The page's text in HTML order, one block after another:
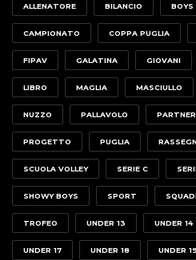
ALLENATORE BILANCIO BOYS
CAMPIONATO COPPA PUGLIA
FIPAV GALATINA GIOVANI
LIBRO MAGLIA MASCIULLO
NUZZO PALLAVOLO PARTNER
PROGETTO PUGLIA
SCUOLA VOLLEY SERIE C
SHOWY BOYS SPORT
TROFEO UNDER 13 UNDER 14
UNDER 17 UNDER 18 UNDER 19